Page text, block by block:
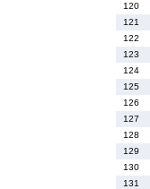
120
121
122
123
124
125
126
127
128
129
130
131